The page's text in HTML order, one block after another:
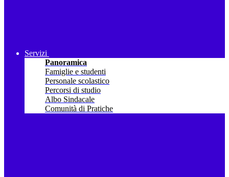
Servizi
Panoramica
Famiglie e studenti
Personale scolastico
Percorsi di studio
Albo Sindacale
Comunità di Pratiche